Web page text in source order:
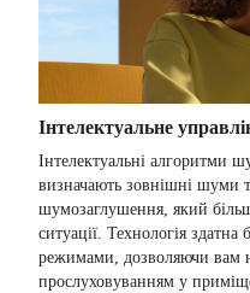
Інтелектуальне
Інтелектуальні алгоритми
визначають зовнішні шуми
шумозаглушення, який
ситуації. Технологія
режимами, дозволяючи вам
прослуховуванням у